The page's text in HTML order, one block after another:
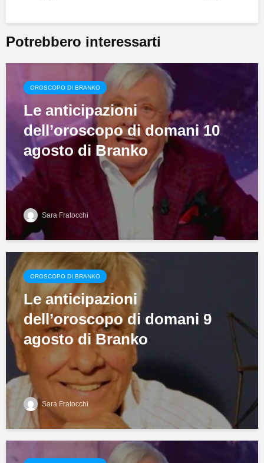
Potrebbero interessarti
OROSCOPO DI BRANKO
Le anticipazioni
dell’oroscopo di domani 10
agosto di Branko
Sara Fratocchi
OROSCOPO DI BRANKO
Le anticipazioni
dell’oroscopo di domani 9
agosto di Branko
Sara Fratocchi